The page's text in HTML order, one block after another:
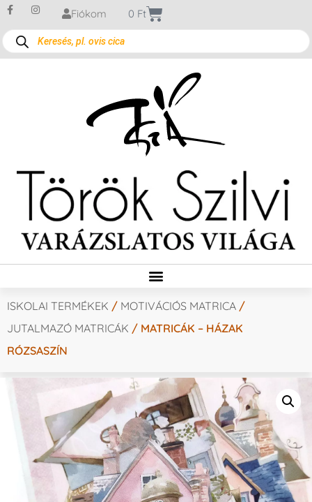
Fiókom 0 Ft
ISKOLAI TERMÉKEK / MOTIVÁCIÓS MATRICA /
JUTALMAZÓ MATRICÁK / MATRICÁK – HÁZAK
RÓZSASZÍN